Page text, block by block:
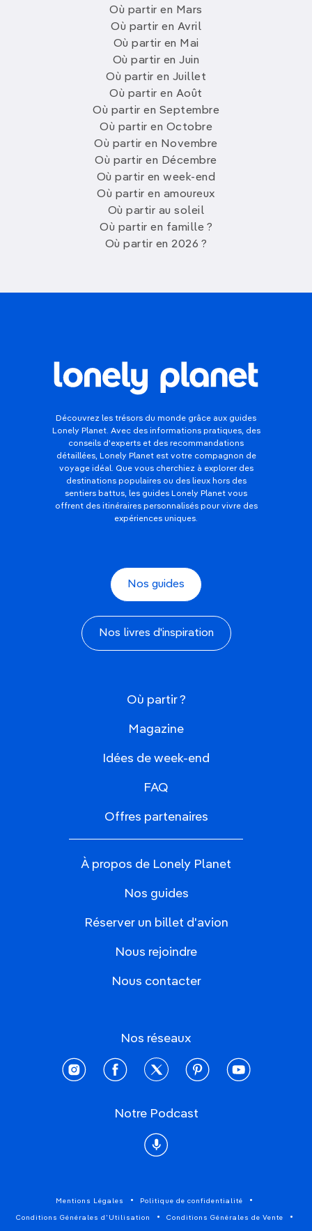
Où partir en Mars
Où partir en Avril
Où partir en Mai
Où partir en Juin
Où partir en Juillet
Où partir en Août
Où partir en Septembre
Où partir en Octobre
Où partir en Novembre
Où partir en Décembre
Où partir en week-end
Où partir en amoureux
Où partir au soleil
Où partir en famille ?
Où partir en 2026 ?
Découvrez les trésors du monde grâce aux guides
Lonely Planet. Avec des informations pratiques, des
conseils d'experts et des recommandations
détaillées, Lonely Planet est votre compagnon de
voyage idéal. Que vous cherchiez à explorer des
destinations populaires ou des lieux hors des
sentiers battus, les guides Lonely Planet vous
offrent des itinéraires personnalisés pour vivre des
expériences uniques.
Nos guides
Nos livres d'inspiration
Où partir ?
Magazine
Idées de week-end
FAQ
Offres partenaires
À propos de Lonely Planet
Nos guides
Réserver un billet d'avion
Nous rejoindre
Nous contacter
Nos réseaux
instagramfacebooktwitter pinterestyoutube
Notre Podcast
Podcast
Mentions Légales Politique de confidentialité
Conditions Générales d'Utilisation Conditions Générales de Vente